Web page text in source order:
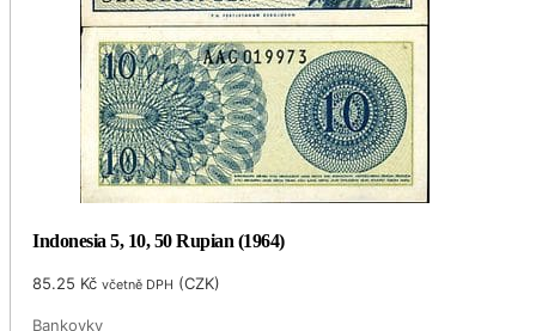
Indonesia 5, 10, 50 Rupian (1964)
85.25 Kč včetně DPH (CZK)
Bankovky